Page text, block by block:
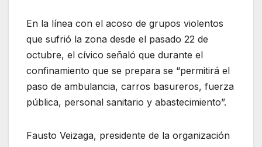
En la línea con el acoso de grupos violentos
que sufrió la zona desde el pasado 22 de
octubre, el cívico señaló que durante el
confinamiento que se prepara se “permitirá el
paso de ambulancia, carros basureros, fuerza
pública, personal sanitario y abastecimiento”.
Fausto Veizaga, presidente de la organización